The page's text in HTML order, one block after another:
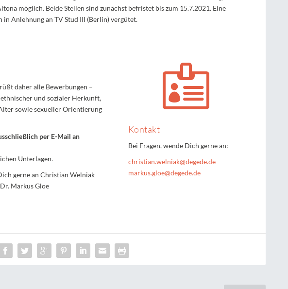
möglich. Beide Stellen sind zunächst befristet bis zum 15.7.2021. Eine
Anlehnung an TV Stud III (Berlin) vergütet.
daher alle Bewerbungen –
und sozialer Herkunft,
sowie sexueller Orientierung
per E-Mail an
Unterlagen.
gerne an Christian Welniak
Markus Gloe

Kontakt
Bei Fragen, wende Dich gerne an:
christian.welniak@degede.de
markus.gloe@degede.de